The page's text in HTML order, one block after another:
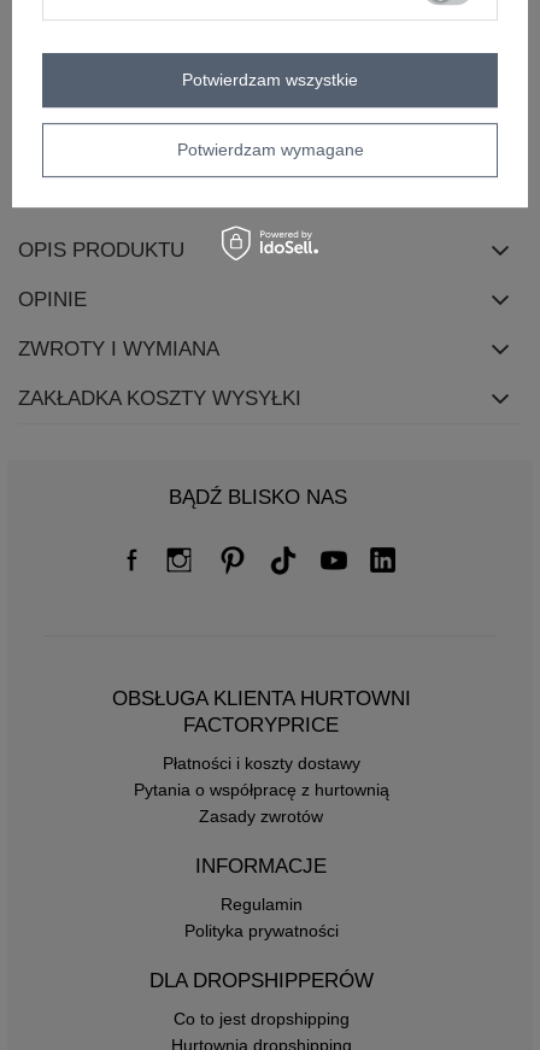
serek / dekolt V
zapięcie
brak
90% bawełna
OPIS PRODUKTU
OPINIE
ZWROTY I WYMIANA
ZAKŁADKA KOSZTY WYSYŁKI
BĄDŹ BLISKO NAS
OBSŁUGA KLIENTA HURTOWNI
FACTORYPRICE
Płatności i koszty dostawy
Pytania o współpracę z hurtownią
Zasady zwrotów
INFORMACJE
Regulamin
Polityka prywatności
DLA DROPSHIPPERÓW
Co to jest dropshipping
Hurtownia dropshipping
Potwierdzam wymagane
Potwierdzam wszystkie